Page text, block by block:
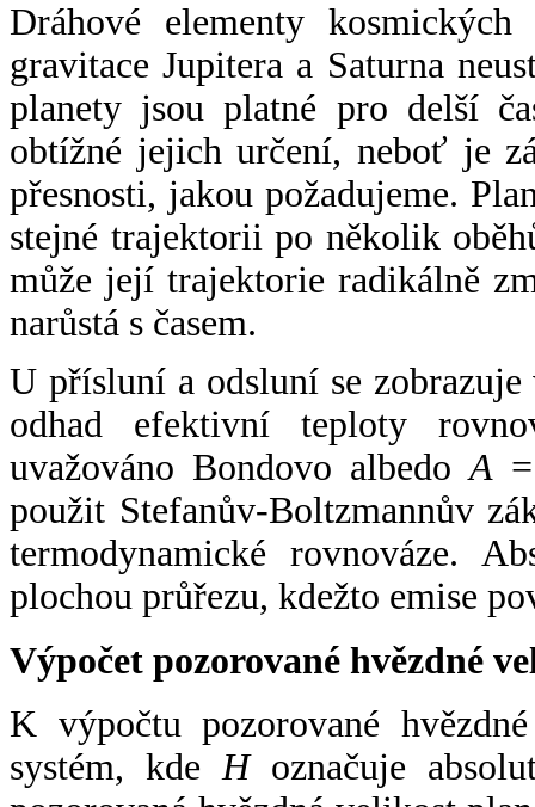
Dráhové elementy
gravitace Jupitera a Saturna
planety jsou platné pro delší
obtížné jejich určení, neboť je
přesnosti, jakou požadujeme.
stejné trajektorii po několik
může její trajektorie radikálně
narůstá s časem.
U přísluní a odsluní se
odhad efektivní teploty
uvažováno Bondovo albedoA
použit Stefanův-Boltzmannův
termodynamické rovnováze.
plochou průřezu, kdežto emise
Výpočet pozorované hvězdné
K výpočtu pozorované
systém, kde Hoznačuje